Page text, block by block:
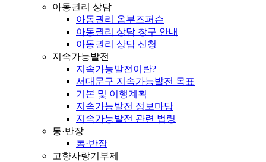
아동권리 상담
아동권리 옴부즈퍼슨
아동권리 상담 창구 안내
아동권리 상담 신청
지속가능발전
지속가능발전이란?
서대문구 지속가능발전 목표
기본 및 이행계획
지속가능발전 정보마당
지속가능발전 관련 법령
통·반장
통·반장
고향사랑기부제